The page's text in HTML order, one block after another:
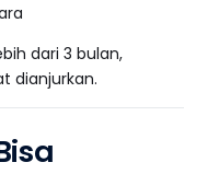
dari 3 bulan,
dianjurkan.